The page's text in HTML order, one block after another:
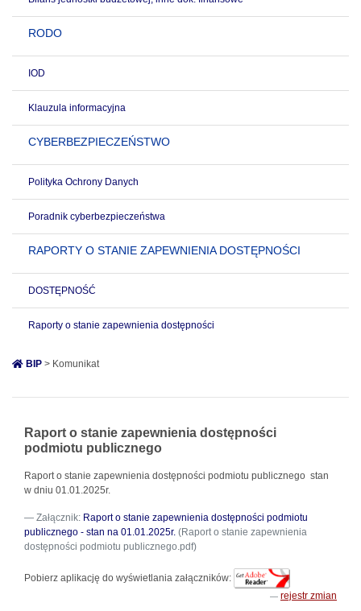
RODO
IOD
Klauzula informacyjna
CYBERBEZPIECZEŃSTWO
Polityka Ochrony Danych
Poradnik cyberbezpieczeństwa
RAPORTY O STANIE ZAPEWNIENIA DOSTĘPNOŚCI
DOSTĘPNOŚĆ
Raporty o stanie zapewnienia dostępności
BIP > Komunikat
Raport o stanie zapewnienia dostępności
podmiotu publicznego
Raport o stanie zapewnienia dostępności podmiotu publicznego stan
w dniu 01.01.2025r.
Załącznik: Raport o stanie zapewnienia dostępności podmiotu
publicznego - stan na 01.01.2025r. (Raport o stanie zapewnienia
dostępności podmiotu publicznego.pdf)
Pobierz aplikację do wyświetlania załączników:
rejestr zmian